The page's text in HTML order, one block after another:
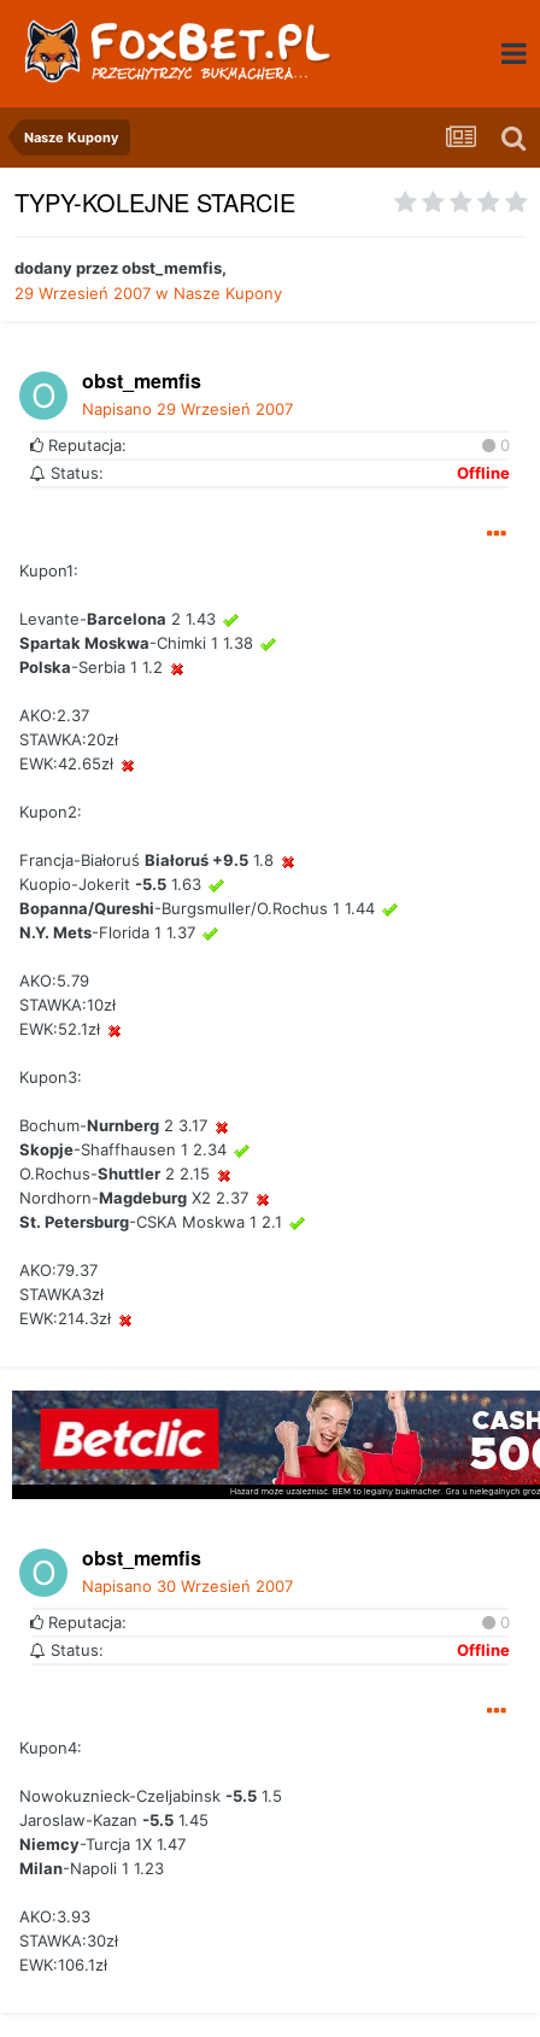
Nasze Kupony
TYPY-KOLEJNE STARCIE
dodany przezobst_memfis,
29 Wrzesień 2007 w Nasze Kupony
obst_memfis
Napisano 29 Wrzesień 2007
Reputacja:
0
Status:
Offline
Kupon1:
Levante-Barcelona 2 1.43
Spartak Moskwa-Chimki 1 1.38
Polska-Serbia 1 1.2
AKO:2.37
STAWKA:20zł
EWK:42.65zł
Kupon2:
Francja-Białoruś Białoruś +9.5 1.8
Kuopio-Jokerit -5.5 1.63
Bopanna/Qureshi-Burgsmuller/O.Rochus 1 1.44
N.Y. Mets-Florida 1 1.37
AKO:5.79
STAWKA:10zł
EWK:52.1zł
Kupon3:
Bochum-Nurnberg 2 3.17
Skopje-Shaffhausen 1 2.34
O.Rochus-Shuttler 2 2.15
Nordhorn-Magdeburg X2 2.37
St. Petersburg-CSKA Moskwa 1 2.1
AKO:79.37
STAWKA3zł
EWK:214.3zł
obst_memfis
Napisano 30 Wrzesień 2007
Reputacja:
0
Status:
Offline
Kupon4:
Nowokuznieck-Czeljabinsk -5.5 1.5
Jaroslaw-Kazan -5.5 1.45
Niemcy-Turcja 1X 1.47
Milan-Napoli 1 1.23
AKO:3.93
STAWKA:30zł
EWK:106.1zł